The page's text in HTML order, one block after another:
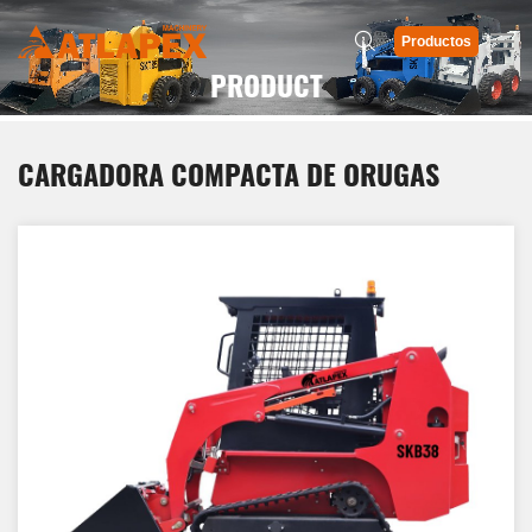
Productos
PRODUCT
CARGADORA COMPACTA DE ORUGAS